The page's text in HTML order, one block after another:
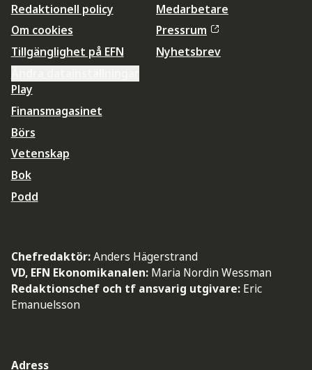
Redaktionell policy
Om cookies
Tillgänglighet på EFN
Medarbetare
Pressrum
Nyhetsbrev
Play
Finansmagasinet
Börs
Vetenskap
Bok
Podd
Chefredaktör:Anders Hägerstrand
VD, EFN Ekonomikanalen: Maria Nordin Wessman
Redaktionschef och tf ansvarig utgivare: Eric
Emanuelsson
Adress